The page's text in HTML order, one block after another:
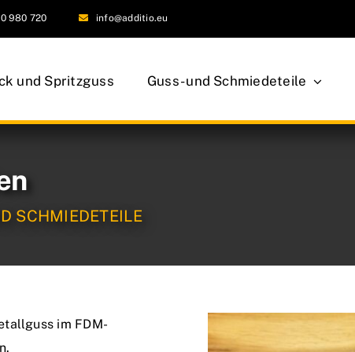
980 720 info@additio.eu
und Spritzguss Guss- und Schmiedeteile
SCHMIEDETEILE
im FDM-